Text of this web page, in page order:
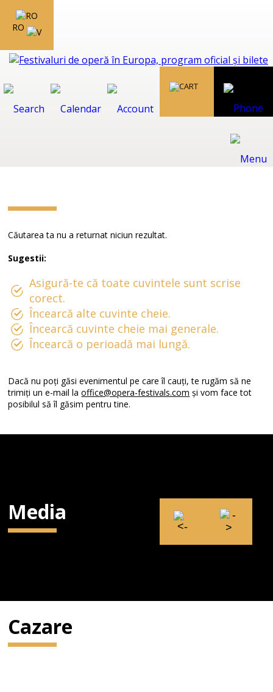
RO
Căutarea ta nu a returnat niciun rezultat.
Sugestii:
Asigură-te că toate cuvintele sunt scrise
corect.
Încearcă alte cuvinte cheie.
Încearcă cuvinte cheie mai generale.
Încearcă o perioadă mai lungă.
Dacă nu poți găsi evenimentul pe care îl cauți, te rugăm să ne
trimiți un e-mail laoffice@opera-festivals.com și vom face tot
posibilul să îl găsim pentru tine.
Media
Cazare